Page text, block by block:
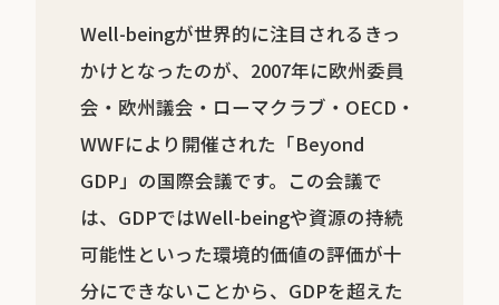
Well-beingが世界的に注目されるきっ
かけとなったのが、2007年に欧州委員
会・欧州議会・ローマクラブ・OECD・
WWFにより開催された「Beyond
GDP」の国際会議です。この会議で
は、GDPではWell-beingや資源の持続
可能性といった環境的価値の評価が十
分にできないことから、GDPを超えた